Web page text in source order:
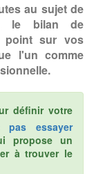
au sujet de
le bilan de
point sur vos
l'un comme
définir votre
pas essayer
propose un
à trouver le